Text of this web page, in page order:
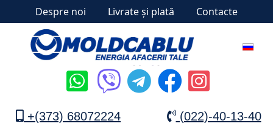
Despre noi Livrate și plată Contacte
+(373) 68072224 (022)-40-13-40